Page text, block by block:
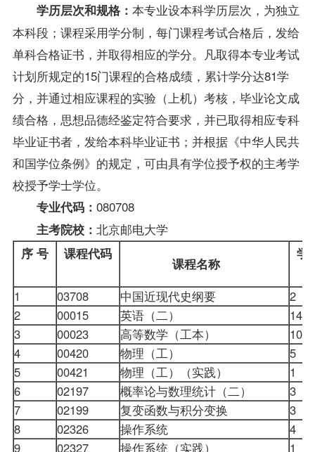
学历层次和规格： 本专业设本科学历层次，为独立
本科段；课程采用学分制，每门课程考试合格后，发给
单科合格证书，并取得相应的学分。凡取得本专业考试
计划所规定的15门课程的合格成绩，累计学分达81学
分，并通过相应课程的实验（上机）考核，毕业论文成
绩合格，思想品德经鉴定符合要求，并已取得相应专科
毕业证书者，发给本科毕业证书；并根据《中华人民共
和国学位条例》的规定，可由具有学位授予权的主考学
校授予学士学位。
专业代码： 080708
主考院校： 北京邮电大学
序 号 课程代码
课程名称
学
1 03708 中国近现代史纲要
2
2
00015 英语（二）
14
3
00023 高等数学（工本）
10
4
00420 物理（工）
5
5
00421 物理（工）（实践）
1
6
02197 概率论与数理统计（二）
3
7
02199 复变函数与积分变换
3
8
02326 操作系统
4
9
02327 操作系统（实践） 1